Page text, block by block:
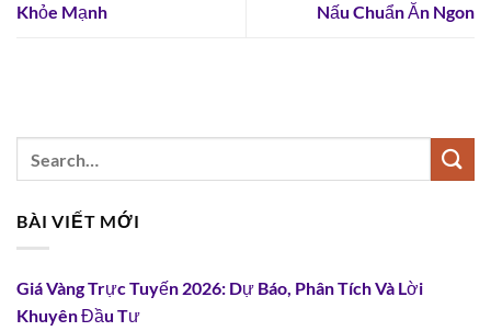
Khỏe Mạnh
Nấu Chuẩn Ăn Ngon
BÀI VIẾT MỚI
Giá Vàng Trực Tuyến 2026: Dự Báo, Phân Tích Và Lời
Khuyên Đầu Tư